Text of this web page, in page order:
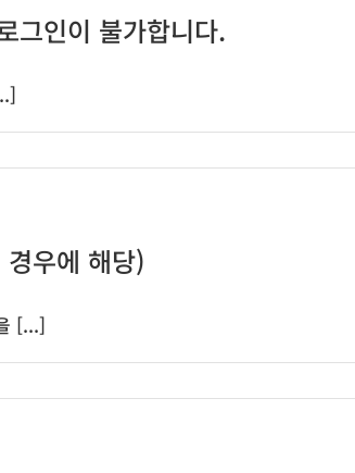
그인이 불가합니다.
우에 해당)
[...]